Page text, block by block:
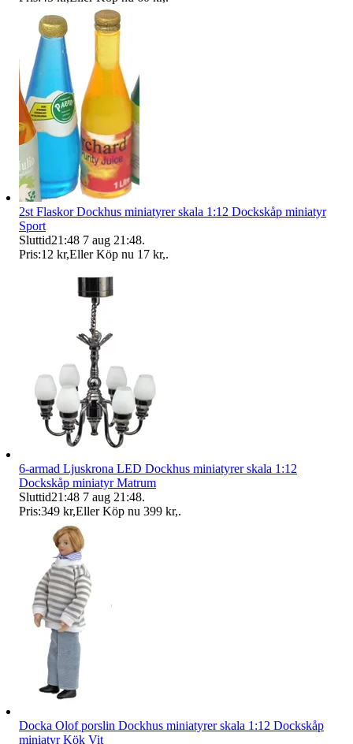
2st Flaskor Dockhus miniatyrer skala 1:12 Dockskåp miniatyr
Sport
Sluttid21:48 7 aug 21:48.
Pris:12 kr,Eller Köp nu 17 kr,.
6-armad Ljuskrona LED Dockhus miniatyrer skala 1:12
Dockskåp miniatyr Matrum
Sluttid21:48 7 aug 21:48.
Pris:349 kr,Eller Köp nu 399 kr,.
Docka Olof porslin Dockhus miniatyrer skala 1:12 Dockskåp
miniatyr Kök Vit